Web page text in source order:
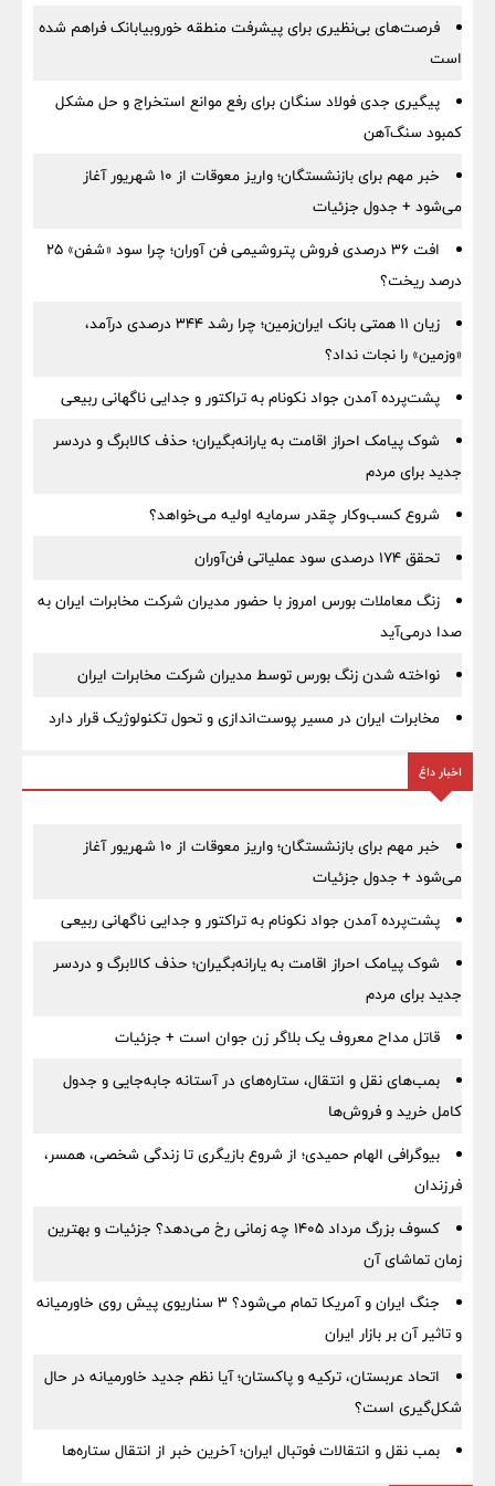
فرصت‌های بی‌نظیری برای پیشرفت منطقه خوروبیابانک فراهم شده
است
پیگیری جدی فولاد سنگان برای رفع موانع استخراج و حل مشکل
کمبود سنگ‌آهن
خبر مهم برای بازنشستگان؛ واریز معوقات از ۱۰ شهریور آغاز
می‌شود + جدول جزئیات
افت ۳۶ درصدی فروش پتروشیمی فن آوران؛ چرا سود «شفن» ۲۵
درصد ریخت؟
زیان ۱۱ همتی بانک ایران‌زمین؛ چرا رشد ۳۴۴ درصدی درآمد،
«وزمین» را نجات نداد؟
پشت‌پرده آمدن جواد نکونام به تراکتور و جدایی ناگهانی ربیعی
شوک پیامک احراز اقامت به یارانه‌بگیران؛ حذف کالابرگ و دردسر
جدید برای مردم
شروع کسب‌وکار چقدر سرمایه اولیه می‌خواهد؟
تحقق ۱۷۴ درصدی سود عملیاتی فن‌آوران
زنگ معاملات بورس امروز با حضور مدیران شرکت مخابرات ایران به
صدا درمی‌آید
نواخته شدن زنگ بورس توسط مدیران شرکت مخابرات ایران
مخابرات ایران در مسیر پوست‌اندازی و تحول تکنولوژیک قرار دارد
اخبار داغ
خبر مهم برای بازنشستگان؛ واریز معوقات از ۱۰ شهریور آغاز
می‌شود + جدول جزئیات
پشت‌پرده آمدن جواد نکونام به تراکتور و جدایی ناگهانی ربیعی
شوک پیامک احراز اقامت به یارانه‌بگیران؛ حذف کالابرگ و دردسر
جدید برای مردم
قاتل مداح معروف یک بلاگر زن جوان است + جزئیات
بمب‌های نقل و انتقال، ستاره‌های در آستانه جابه‌جایی و جدول
کامل خرید و فروش‌ها
بیوگرافی الهام حمیدی؛ از شروع بازیگری تا زندگی شخصی، همسر،
فرزندان
کسوف بزرگ مرداد ۱۴۰۵ چه زمانی رخ می‌دهد؟ جزئیات و بهترین
زمان تماشای آن
جنگ ایران و آمریکا تمام می‌شود؟ ۳ سناریوی پیش روی خاورمیانه
و تاثیر آن بر بازار ایران
اتحاد عربستان، ترکیه و پاکستان؛ آیا نظم جدید خاورمیانه در حال
شکل‌گیری است؟
بمب نقل‌ و انتقالات فوتبال ایران؛ آخرین خبر از انتقال ستاره‌ها